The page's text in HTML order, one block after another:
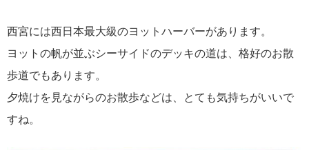
西宮には西日本最大級のヨットハーバーがあります。
ヨットの帆が並ぶシーサイドのデッキの道は、格好のお散
歩道でもあります。
夕焼けを見ながらのお散歩などは、とても気持ちがいいで
すね。